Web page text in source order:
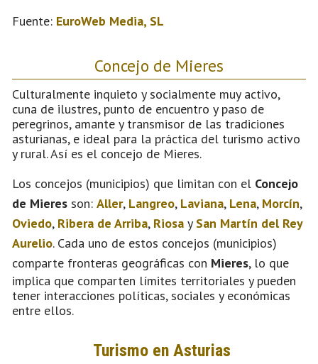
Fuente: EuroWeb Media, SL
Concejo de Mieres
Culturalmente inquieto y socialmente muy activo,
cuna de ilustres, punto de encuentro y paso de
peregrinos, amante y transmisor de las tradiciones
asturianas, e ideal para la práctica del turismo activo
y rural. Así es el concejo de Mieres.
Los concejos (municipios) que limitan con el Concejo
de Mieres son: Aller, Langreo, Laviana, Lena, Morcín,
Oviedo, Ribera de Arriba, Riosa y San Martín del Rey
Aurelio. Cada uno de estos concejos (municipios)
comparte fronteras geográficas con Mieres, lo que
implica que comparten límites territoriales y pueden
tener interacciones políticas, sociales y económicas
entre ellos.